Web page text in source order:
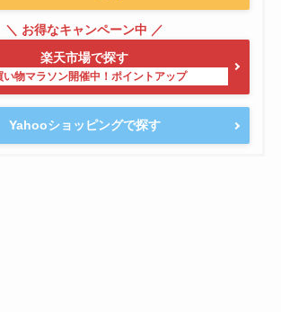
楽天市場で探す
Yahooショッピングで探す